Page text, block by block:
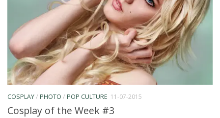
COSPLAY/ PHOTO / POP CULTURE 11-07-2015
Cosplay of the Week #3